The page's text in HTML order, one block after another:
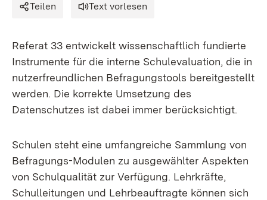
Teilen Text vorlesen
Referat 33 entwickelt wissenschaftlich fundierte
Instrumente für die interne Schulevaluation, die in
nutzerfreundlichen Befragungstools bereitgestellt
werden. Die korrekte Umsetzung des
Datenschutzes ist dabei immer berücksichtigt.
Schulen steht eine umfangreiche Sammlung von
Befragungs-Modulen zu ausgewählter Aspekten
von Schulqualität zur Verfügung. Lehrkräfte,
Schulleitungen und Lehrbeauftragte können sich